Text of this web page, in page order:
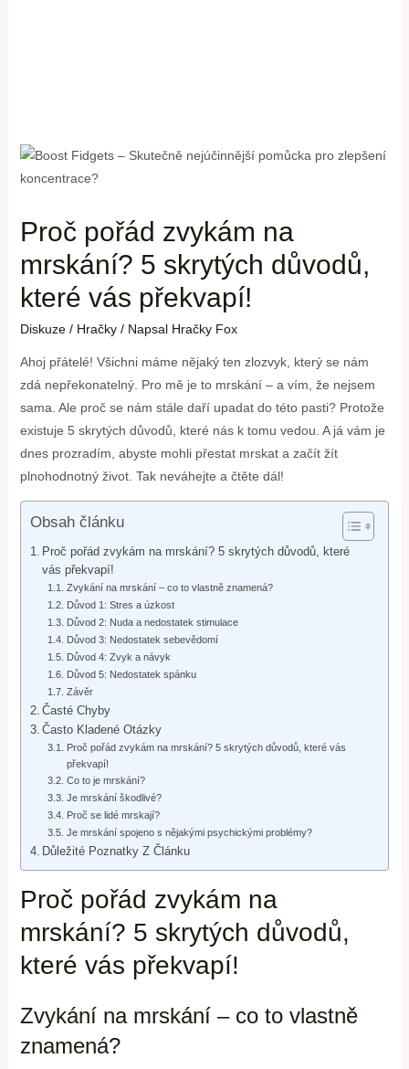
Proč pořád zvykám na
mrskání? 5 skrytých důvodů,
které vás překvapí!
Diskuze / Hračky/ Napsal Hračky Fox
Ahoj přátelé! Všichni máme nějaký ten zlozvyk, který se nám
zdá nepřekonatelný. Pro mě je to mrskání – a vím, že nejsem
sama. Ale proč se nám stále daří upadat do této pasti? Protože
existuje 5 skrytých důvodů, které nás k tomu vedou. A já vám je
dnes prozradím, abyste mohli přestat mrskat a začít žít
plnohodnotný život. Tak neváhejte a čtěte dál!
Obsah článku
Proč pořád zvykám na mrskání? 5 skrytých důvodů, které
vás překvapí!
Zvykání na mrskání – co to vlastně znamená?
Důvod 1: Stres a úzkost
Důvod 2: Nuda a nedostatek stimulace
Důvod 3: Nedostatek sebevědomí
Důvod 4: Zvyk a návyk
Důvod 5: Nedostatek spánku
Závěr
Časté Chyby
Často Kladené Otázky
Proč pořád zvykám na mrskání? 5 skrytých důvodů, které vás
překvapí!
Co to je mrskání?
Je mrskání škodlivé?
Proč se lidé mrskají?
Je mrskání spojeno s nějakými psychickými problémy?
Důležité Poznatky Z Článku
Proč pořád zvykám na
mrskání? 5 skrytých důvodů,
které vás překvapí!
Zvykání na mrskání – co to vlastně
znamená?